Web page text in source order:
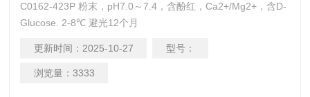
C0162-423P 粉末，pH7.0～7.4，含酚红，Ca2+/Mg2+，含D-
Glucose. 2-8℃ 避光12个月
更新时间： 2025-10-27 型号：
浏览量： 3333